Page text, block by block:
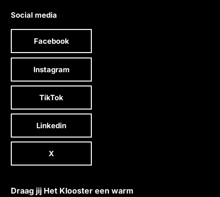
Social media
Facebook
Instagram
TikTok
Linkedin
X
Draag jij Het Klooster een warm